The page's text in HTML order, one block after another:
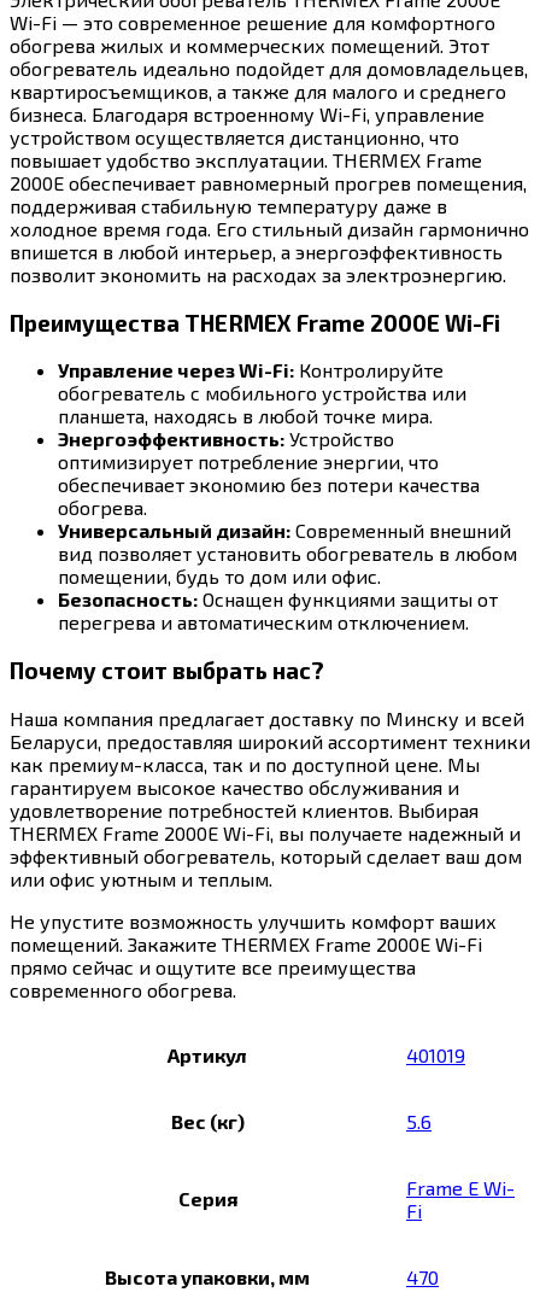
Wi-Fi — это современное решение для комфортного
обогрева жилых и коммерческих помещений. Этот
обогреватель идеально подойдет для домовладельцев,
квартиросъемщиков, а также для малого и среднего
бизнеса. Благодаря встроенному Wi-Fi, управление
устройством осуществляется дистанционно, что
повышает удобство эксплуатации. THERMEX Frame
2000E обеспечивает равномерный прогрев помещения,
поддерживая стабильную температуру даже в
холодное время года. Его стильный дизайн гармонично
впишется в любой интерьер, а энергоэффективность
позволит экономить на расходах за электроэнергию.
Преимущества THERMEX Frame 2000E Wi-Fi
Управление через Wi-Fi: Контролируйте
обогреватель с мобильного устройства или
планшета, находясь в любой точке мира.
Энергоэффективность: Устройство
оптимизирует потребление энергии, что
обеспечивает экономию без потери качества
обогрева.
Универсальный дизайн: Современный внешний
вид позволяет установить обогреватель в любом
помещении, будь то дом или офис.
Безопасность: Оснащен функциями защиты от
перегрева и автоматическим отключением.
Почему стоит выбрать нас?
Наша компания предлагает доставку по Минску и всей
Беларуси, предоставляя широкий ассортимент техники
как премиум-класса, так и по доступной цене. Мы
гарантируем высокое качество обслуживания и
удовлетворение потребностей клиентов. Выбирая
THERMEX Frame 2000E Wi-Fi, вы получаете надежный и
эффективный обогреватель, который сделает ваш дом
или офис уютным и теплым.
Не упустите возможность улучшить комфорт ваших
помещений. Закажите THERMEX Frame 2000E Wi-Fi
прямо сейчас и ощутите все преимущества
современного обогрева.
Артикул 401019
Вес (кг) 5.6
Серия
Frame E Wi-
Fi
Высота упаковки, мм 470